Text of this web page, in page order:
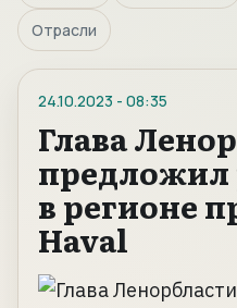
Отрасли
24.10.2023 - 08:35
Глава
предложил
в регионе
Haval